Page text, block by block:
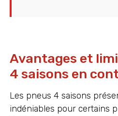
Avantages et
4 saisons en
Les pneus 4 saisons
indéniables pour certains